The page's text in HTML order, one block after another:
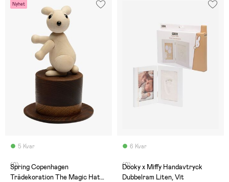
Nyhet
5 Kvar
(0)
Spring Copenhagen
Trädekoration The Magic Hat
6 Kvar
(0)
Dooky x Miffy Handavtryck
Dubbelram Liten, Vit